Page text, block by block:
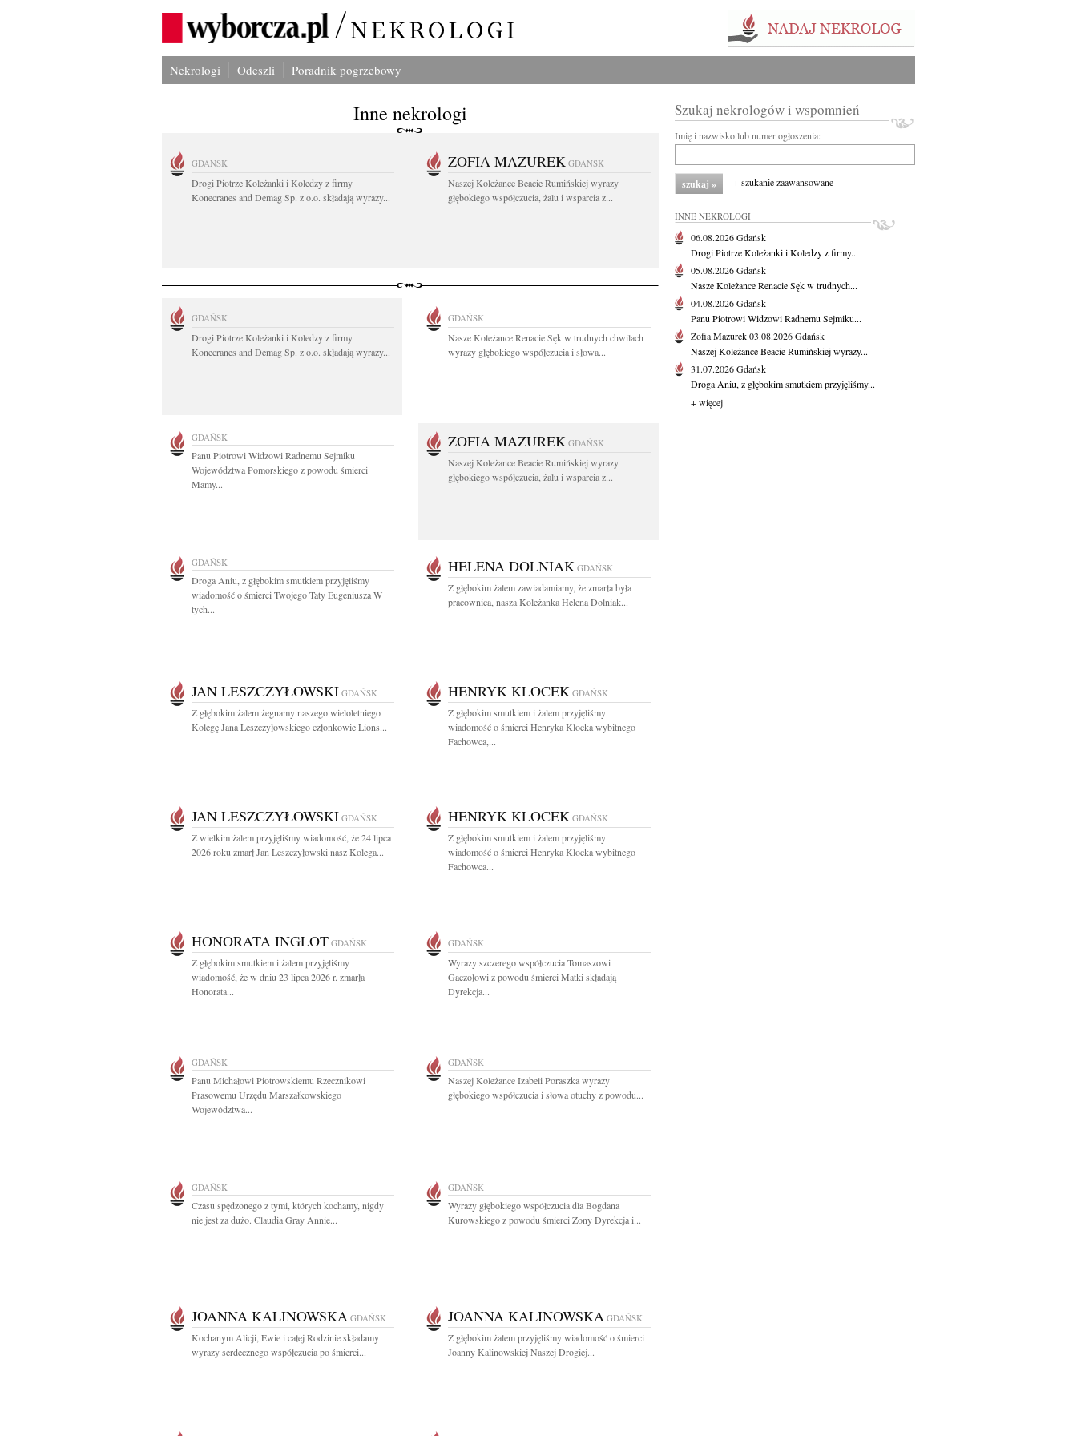
Nekrologi Odeszli Poradnik pogrzebowy
Inne nekrologi
GDAŃSK
Drogi Piotrze Koleżanki i Koledzy z firmy
Konecranes and Demag Sp. z o.o. składają wyrazy...
ZOFIA MAZUREK GDAŃSK
Naszej Koleżance Beacie Rumińskiej wyrazy
głębokiego współczucia, żalu i wsparcia z...
GDAŃSK
Drogi Piotrze Koleżanki i Koledzy z firmy
Konecranes and Demag Sp. z o.o. składają wyrazy...
GDAŃSK
Nasze Koleżance Renacie Sęk w trudnych chwilach
wyrazy głębokiego współczucia i słowa...
GDAŃSK
Panu Piotrowi Widzowi Radnemu Sejmiku
Województwa Pomorskiego z powodu śmierci
Mamy...
ZOFIA MAZUREK GDAŃSK
Naszej Koleżance Beacie Rumińskiej wyrazy
głębokiego współczucia, żalu i wsparcia z...
GDAŃSK
Droga Aniu, z głębokim smutkiem przyjęliśmy
wiadomość o śmierci Twojego Taty Eugeniusza W
tych...
HELENA DOLNIAK GDAŃSK
Z głębokim żalem zawiadamiamy, że zmarła była
pracownica, nasza Koleżanka Helena Dolniak...
JAN LESZCZYŁOWSKI GDAŃSK
Z głębokim żalem żegnamy naszego wieloletniego
Kolegę Jana Leszczyłowskiego członkowie Lions...
HENRYK KLOCEK GDAŃSK
Z głębokim smutkiem i żalem przyjęliśmy
wiadomość o śmierci Henryka Klocka wybitnego
Fachowca,...
JAN LESZCZYŁOWSKI GDAŃSK
Z wielkim żalem przyjęliśmy wiadomość, że 24 lipca
2026 roku zmarł Jan Leszczyłowski nasz Kolega...
HENRYK KLOCEK GDAŃSK
Z głębokim smutkiem i żalem przyjęliśmy
wiadomość o śmierci Henryka Klocka wybitnego
Fachowca...
HONORATA INGLOT GDAŃSK
Z głębokim smutkiem i żalem przyjęliśmy
wiadomość, że w dniu 23 lipca 2026 r. zmarła
Honorata...
GDAŃSK
Wyrazy szczerego współczucia Tomaszowi
Gaczołowi z powodu śmierci Matki składają
Dyrekcja...
GDAŃSK
Panu Michałowi Piotrowskiemu Rzecznikowi
Prasowemu Urzędu Marszałkowskiego
Województwa...
GDAŃSK
Naszej Koleżance Izabeli Poraszka wyrazy
głębokiego współczucia i słowa otuchy z powodu...
GDAŃSK
Czasu spędzonego z tymi, których kochamy, nigdy
nie jest za dużo. Claudia Gray Annie...
GDAŃSK
Wyrazy głębokiego współczucia dla Bogdana
Kurowskiego z powodu śmierci Żony Dyrekcja i...
JOANNA KALINOWSKA GDAŃSK
Kochanym Alicji, Ewie i całej Rodzinie składamy
wyrazy serdecznego współczucia po śmierci...
JOANNA KALINOWSKA GDAŃSK
Z głębokim żalem przyjęliśmy wiadomość o śmierci
Joanny Kalinowskiej Naszej Drogiej...
Szukaj nekrologów i wspomnień
Imię i nazwisko lub numer ogłoszenia:
+ szukanie zaawansowane
INNE NEKROLOGI
06.08.2026Gdańsk
Drogi Piotrze Koleżanki i Koledzy z firmy...
05.08.2026Gdańsk
Nasze Koleżance Renacie Sęk w trudnych...
04.08.2026Gdańsk
Panu Piotrowi Widzowi Radnemu Sejmiku...
Zofia Mazurek03.08.2026Gdańsk
Naszej Koleżance Beacie Rumińskiej wyrazy...
31.07.2026Gdańsk
Droga Aniu, z głębokim smutkiem przyjęliśmy...
+ więcej